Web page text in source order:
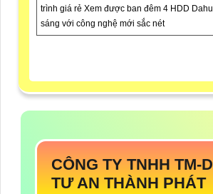
trình giá rẻ Xem được ban đêm 4 HDD
sáng với công nghệ mới sắc nét
CÔNG TY TNHH TM-
TƯ AN THÀNH PHÁT